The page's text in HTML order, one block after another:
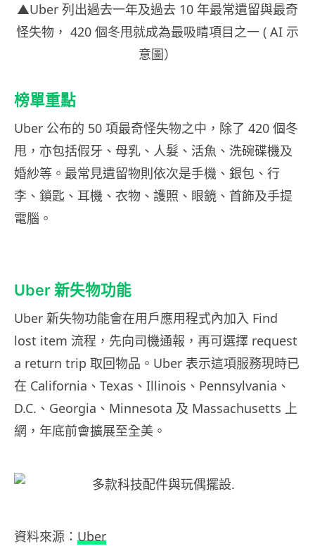
▲Uber 列出過去一年及過去 10 年最常遺留與最奇
怪失物， 420 個冬甩就成為最吸睛項目之一 ( AI 示
意圖）
榜單重點
Uber 公布的 50 項最奇怪失物之中，除了 420 個冬
甩，亦包括假牙、母乳、人髮、活魚、洗碗碟機及
婚紗等。最常見遺留物則依次是手機、銀包、行
李、鎖匙、耳機、衣物、護照、眼鏡、首飾及手提
電腦。
Uber 新失物功能
Uber 新失物功能會在用戶應用程式內加入 Find
lost item 流程，先向司機通報，再可選擇 request
a return trip 取回物品。Uber 表示這項服務現時已
在 California、Texas、Illinois、Pennsylvania、
D.C.、Georgia、Minnesota 及 Massachusetts 上
網，年底前會擴展至全美。
資料來源： Uber